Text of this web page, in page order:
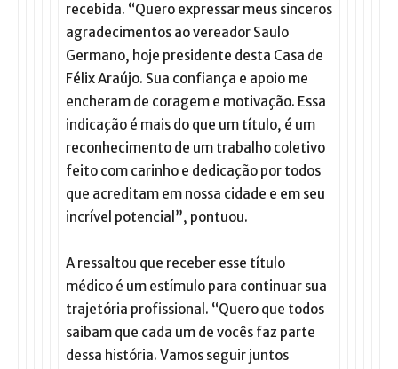
recebida. “Quero expressar meus sinceros
agradecimentos ao vereador Saulo
Germano, hoje presidente desta Casa de
Félix Araújo. Sua confiança e apoio me
encheram de coragem e motivação. Essa
indicação é mais do que um título, é um
reconhecimento de um trabalho coletivo
feito com carinho e dedicação por todos
que acreditam em nossa cidade e em seu
incrível potencial”, pontuou.
A ressaltou que receber esse título
médico é um estímulo para continuar sua
trajetória profissional. “Quero que todos
saibam que cada um de vocês faz parte
dessa história. Vamos seguir juntos